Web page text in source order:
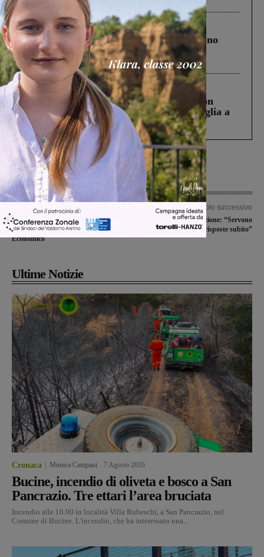
Cronaca 4 Agosto 2026
Un anno fa la strage in A1 in cui morirono
Gianni, Giulia e Franco. Lo schianto, il
processo, lo stop ai sorpassi fra tir....
Cronaca 3 Agosto 2026
Scomparso da una struttura di Castiglion
Fiorentino l’uomo che aveva ucciso la figlia a
Levane nel 2020
Articolo precedente
Fimer, i Sindaci del Valdarno scrivono
al Ministero dello Sviluppo
Economico
Articolo successivo
Fimer, Valdarno in Azione: “Servono
risposte subito”
Ultime Notizie
Cronaca Monica Campani 7 Agosto 2026
Bucine, incendio di oliveta e bosco a San
Pancrazio. Tre ettari l’area bruciata
Incendio alle 16.00 in località Villa Rubeschi, a San Pancrazio, nel
Comune di Bucine. L'incendio, che ha interessato una...